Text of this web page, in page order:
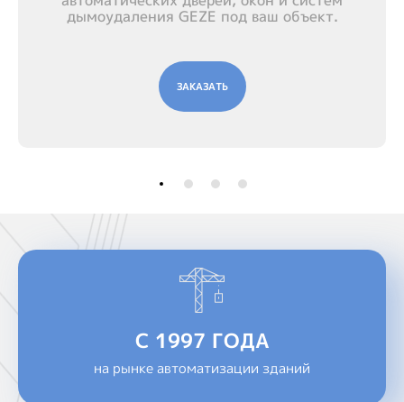
дымоудаления GEZE под ваш объект.
ЗАКАЗАТЬ
С 1997 ГОДА
на рынке автоматизации зданий